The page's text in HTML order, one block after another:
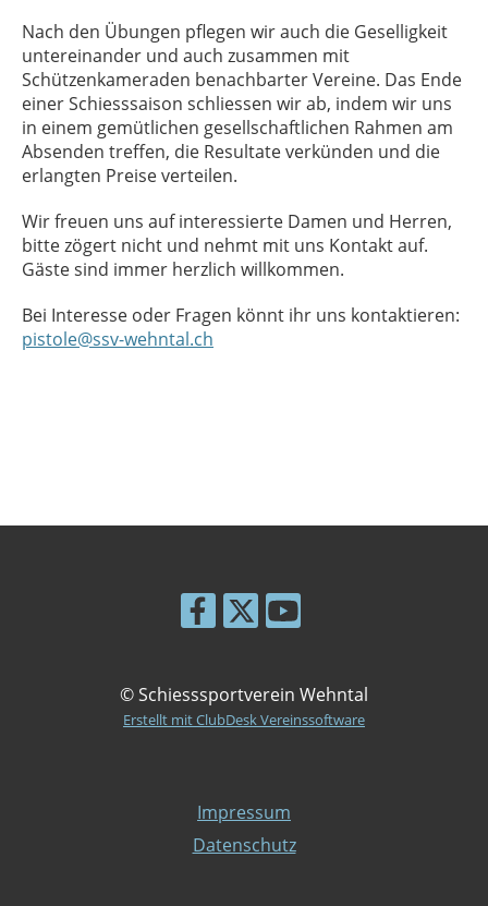
Nach den Übungen pflegen wir auch die Geselligkeit
untereinander und auch zusammen mit
Schützenkameraden benachbarter Vereine. Das Ende
einer Schiesssaison schliessen wir ab, indem wir uns
in einem gemütlichen gesellschaftlichen Rahmen am
Absenden treffen, die Resultate verkünden und die
erlangten Preise verteilen.
Wir freuen uns auf interessierte Damen und Herren,
bitte zögert nicht und nehmt mit uns Kontakt auf.
Gäste sind immer herzlich willkommen.
Bei Interesse oder Fragen könnt ihr uns kontaktieren:
pistole@ssv-wehntal.ch
© Schiesssportverein Wehntal
Erstellt mit ClubDesk Vereinssoftware
Impressum
Datenschutz